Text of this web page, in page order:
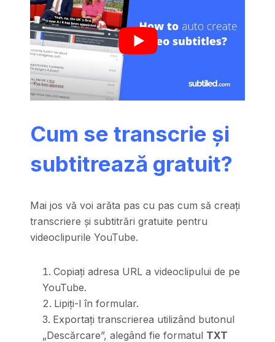
Cum se transcrie și
subtitrează gratuit?
Mai jos vă voi arăta pas cu pas cum să creați
transcriere și subtitrări gratuite pentru
videoclipurile YouTube.
Copiați adresa URL a videoclipului de pe
YouTube.
Lipiți-l în formular.
Exportați transcrierea utilizând butonul
„Descărcare”, alegând fie formatul TXT